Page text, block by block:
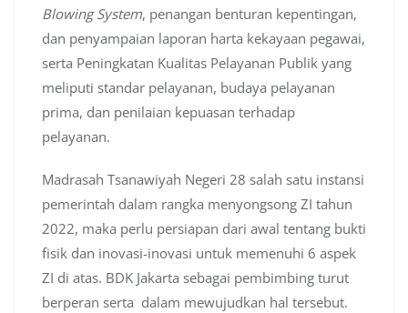
Blowing System, penangan benturan kepentingan,
dan penyampaian laporan harta kekayaan pegawai,
serta Peningkatan Kualitas Pelayanan Publik yang
meliputi standar pelayanan, budaya pelayanan
prima, dan penilaian kepuasan terhadap
pelayanan.
Madrasah Tsanawiyah Negeri 28 salah satu instansi
pemerintah dalam rangka menyongsong ZI tahun
2022, maka perlu persiapan dari awal tentang bukti
fisik dan inovasi-inovasi untuk memenuhi 6 aspek
ZI di atas. BDK Jakarta sebagai pembimbing turut
berperan serta dalam mewujudkan hal tersebut.